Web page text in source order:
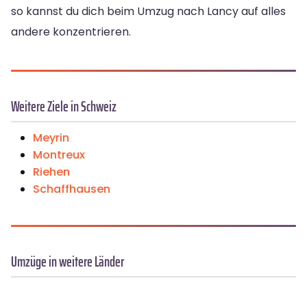
so kannst du dich beim Umzug nach Lancy auf alles
andere konzentrieren.
Weitere Ziele in Schweiz
Meyrin
Montreux
Riehen
Schaffhausen
Umzüge in weitere Länder